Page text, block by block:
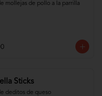
mollejas de pollo a la parrilla
Sticks
deditos de queso